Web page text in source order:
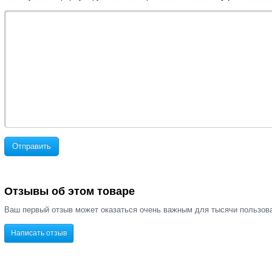
Отправить
Отзывы об этом товаре
Ваш первый отзыв может оказаться очень важным для тысячи
Написать отзыв